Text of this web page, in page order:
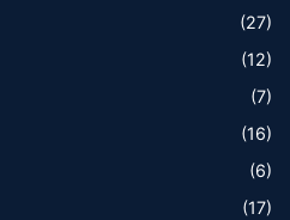
(27)
(12)
(7)
(16)
(6)
(17)